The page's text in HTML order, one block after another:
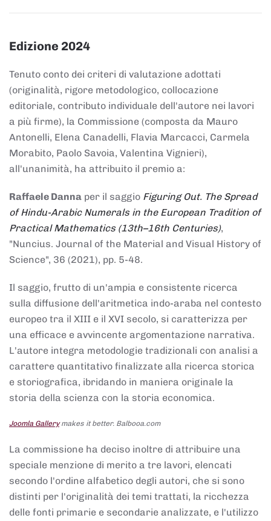
Edizione 2024
Tenuto conto dei criteri di valutazione adottati
(originalità, rigore metodologico, collocazione
editoriale, contributo individuale dell'autore nei lavori
a più firme), la Commissione (composta da Mauro
Antonelli, Elena Canadelli, Flavia Marcacci, Carmela
Morabito, Paolo Savoia, Valentina Vignieri),
all'unanimità, ha attribuito il premio a:
Raffaele Danna per il saggio Figuring Out. The Spread
of Hindu-Arabic Numerals in the European Tradition of
Practical Mathematics (13th–16th Centuries),
"Nuncius. Journal of the Material and Visual History of
Science", 36 (2021), pp. 5-48.
Il saggio, frutto di un'ampia e consistente ricerca
sulla diffusione dell'aritmetica indo-araba nel contesto
europeo tra il XIII e il XVI secolo, si caratterizza per
una efficace e avvincente argomentazione narrativa.
L'autore integra metodologie tradizionali con analisi a
carattere quantitativo finalizzate alla ricerca storica
e storiografica, ibridando in maniera originale la
storia della scienza con la storia economica.
Joomla Gallerymakes it better. Balbooa.com
La commissione ha deciso inoltre di attribuire una
speciale menzione di merito a tre lavori, elencati
secondo l'ordine alfabetico degli autori, che si sono
distinti per l'originalità dei temi trattati, la ricchezza
delle fonti primarie e secondarie analizzate, e l'utilizzo